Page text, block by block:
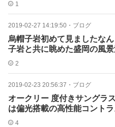
1
2019-02-27 14:19:50 ・ ブログ
烏帽子岩初めて見ましたな
子岩と共に眺めた盛岡の風景
2
2019-02-23 20:56:37 ・ ブログ
オークリー 度付きサングラ
は偏光搭載の高性能コント
4